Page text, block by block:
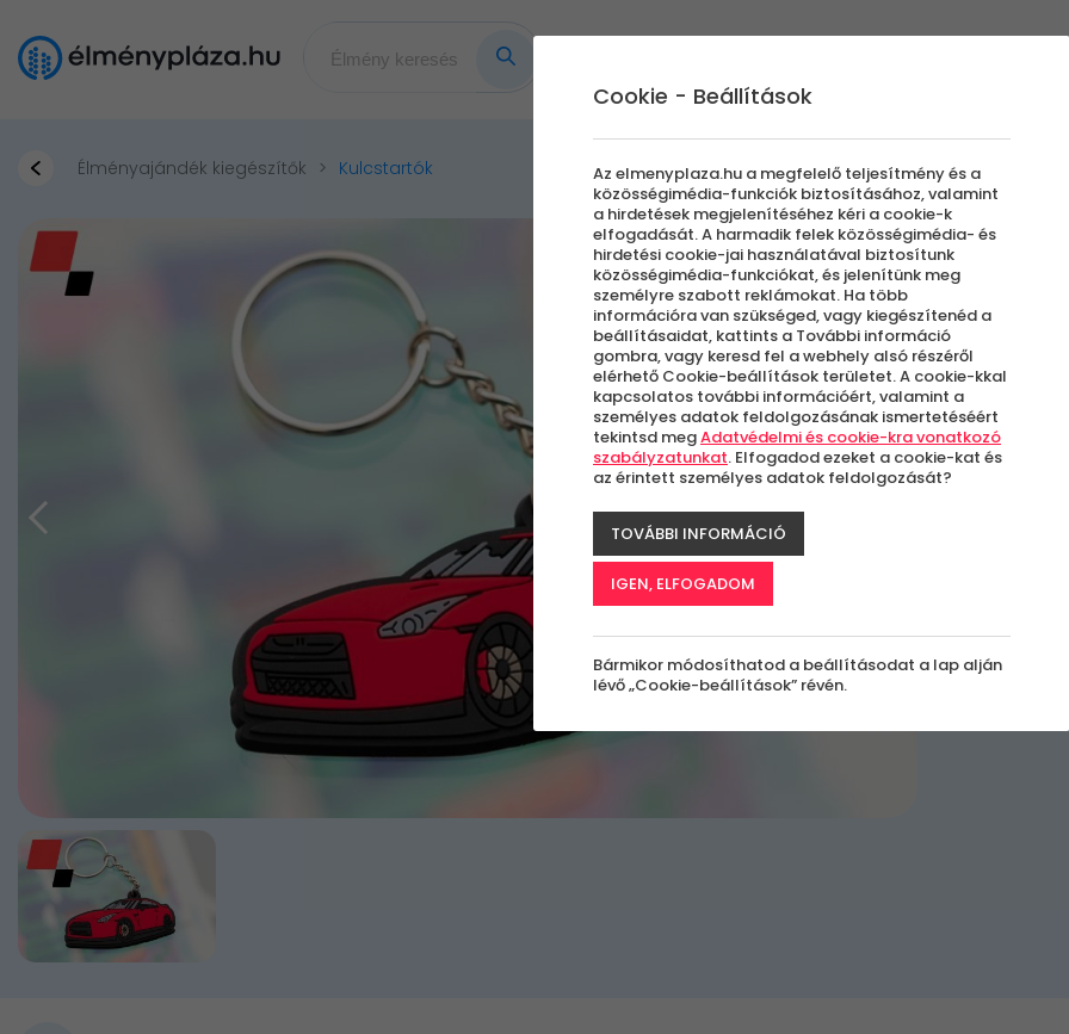
Élményajándék kiegészítők Kulcstartók
1
Cookie - Beállítások
Az elmenyplaza.hu a megfelelő teljesítmény és a
közösségimédia-funkciók biztosításához, valamint
a hirdetések megjelenítéséhez kéri a cookie-k
elfogadását. A harmadik felek közösségimédia- és
hirdetési cookie-jai használatával biztosítunk
közösségimédia-funkciókat, és jelenítünk meg
személyre szabott reklámokat. Ha több
információra van szükséged, vagy kiegészítenéd a
beállításaidat, kattints a További információ
gombra, vagy keresd fel a webhely alsó részéről
elérhető Cookie-beállítások területet. A cookie-kkal
kapcsolatos további információért, valamint a
személyes adatok feldolgozásának ismertetéséért
tekintsd megAdatvédelmi és cookie-kra vonatkozó
szabályzatunkat. Elfogadod ezeket a cookie-kat és
az érintett személyes adatok feldolgozását?
TOVÁBBI INFORMÁCIÓ
IGEN, ELFOGADOM
Bármikor módosíthatod a beállításodat a lap alján
lévő „Cookie-beállítások” révén.